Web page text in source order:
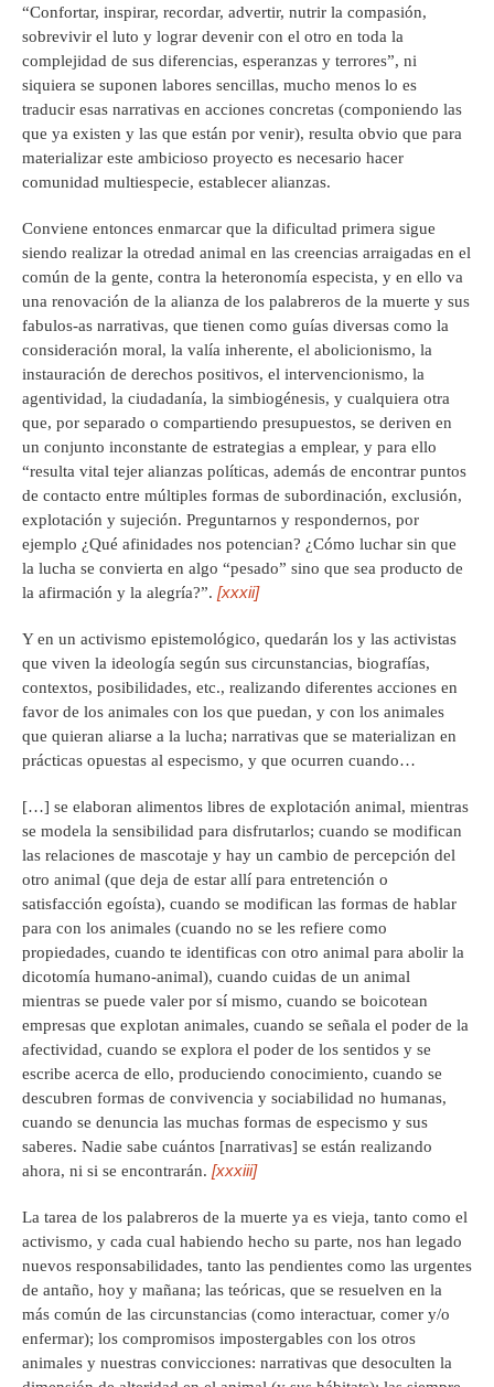
“Confortar, inspirar, recordar, advertir, nutrir la compasión,
sobrevivir el luto y lograr devenir con el otro en toda la
complejidad de sus diferencias, esperanzas y terrores”, ni
siquiera se suponen labores sencillas, mucho menos lo es
traducir esas narrativas en acciones concretas (componiendo las
que ya existen y las que están por venir), resulta obvio que para
materializar este ambicioso proyecto es necesario hacer
comunidad multiespecie, establecer alianzas.
Conviene entonces enmarcar que la dificultad primera sigue
siendo realizar la otredad animal en las creencias arraigadas en el
común de la gente, contra la heteronomía especista, y en ello va
una renovación de la alianza de los palabreros de la muerte y sus
fabulos-as narrativas, que tienen como guías diversas como la
consideración moral, la valía inherente, el abolicionismo, la
instauración de derechos positivos, el intervencionismo, la
agentividad, la ciudadanía, la simbiogénesis, y cualquiera otra
que, por separado o compartiendo presupuestos, se deriven en
un conjunto inconstante de estrategias a emplear, y para ello
“resulta vital tejer alianzas políticas, además de encontrar puntos
de contacto entre múltiples formas de subordinación, exclusión,
explotación y sujeción. Preguntarnos y respondernos, por
ejemplo ¿Qué afinidades nos potencian? ¿Cómo luchar sin que
la lucha se convierta en algo “pesado” sino que sea producto de
la afirmación y la alegría?”. [xxxii]
Y en un activismo epistemológico, quedarán los y las activistas
que viven la ideología según sus circunstancias, biografías,
contextos, posibilidades, etc., realizando diferentes acciones en
favor de los animales con los que puedan, y con los animales
que quieran aliarse a la lucha; narrativas que se materializan en
prácticas opuestas al especismo, y que ocurren cuando…
[…] se elaboran alimentos libres de explotación animal, mientras
se modela la sensibilidad para disfrutarlos; cuando se modifican
las relaciones de mascotaje y hay un cambio de percepción del
otro animal (que deja de estar allí para entretención o
satisfacción egoísta), cuando se modifican las formas de hablar
para con los animales (cuando no se les refiere como
propiedades, cuando te identificas con otro animal para abolir la
dicotomía humano-animal), cuando cuidas de un animal
mientras se puede valer por sí mismo, cuando se boicotean
empresas que explotan animales, cuando se señala el poder de la
afectividad, cuando se explora el poder de los sentidos y se
escribe acerca de ello, produciendo conocimiento, cuando se
descubren formas de convivencia y sociabilidad no humanas,
cuando se denuncia las muchas formas de especismo y sus
saberes. Nadie sabe cuántos [narrativas] se están realizando
ahora, ni si se encontrarán. [xxxiii]
La tarea de los palabreros de la muerte ya es vieja, tanto como el
activismo, y cada cual habiendo hecho su parte, nos han legado
nuevos responsabilidades, tanto las pendientes como las urgentes
de antaño, hoy y mañana; las teóricas, que se resuelven en la
más común de las circunstancias (como interactuar, comer y/o
enfermar); los compromisos impostergables con los otros
animales y nuestras convicciones: narrativas que desoculten la